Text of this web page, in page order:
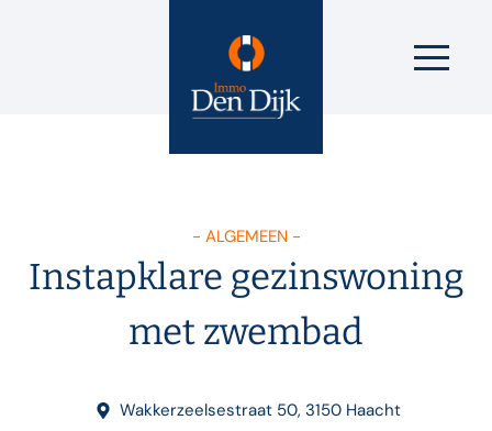
- ALGEMEEN -
Instapklare gezinswoning
met zwembad
Wakkerzeelsestraat 50, 3150 Haacht